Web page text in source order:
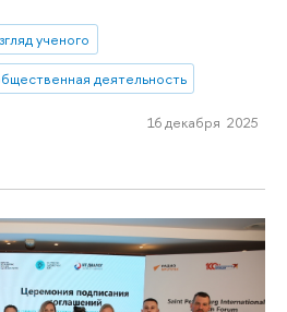
ученого
деятельность
16 декабря 2025